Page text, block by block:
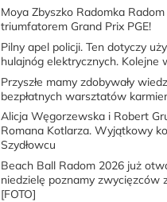
Moya Zbyszko Radomka Radom
triumfatorem Grand Prix PGE!
Pilny apel policji. Ten dotyczy
hulajnóg elektrycznych. Kolejne
Przyszłe mamy zdobywały
bezpłatnych warsztatów
Alicja Węgorzewska i Robert
Romana Kotlarza. Wyjątkowy
Szydłowcu
Beach Ball Radom 2026 już
niedzielę poznamy zwycięzców
[FOTO]